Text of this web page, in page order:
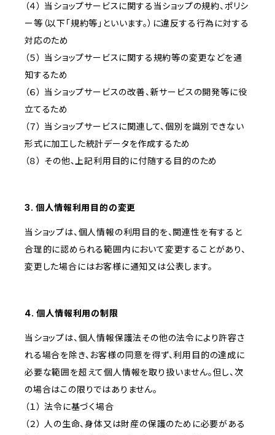
（４） 当ショップサービスに関する当ショップの規約、ポリシ
ー等（以下「規約等」といいます。）に違反する行為に対する
対応のため
（５） 当ショップサービスに関する規約等の変更などを通
知するため
（６） 当ショップサービスの改善、新サービスの開発等に役
立てるため
（７） 当ショップサービスに関連して、個別を識別できない
形式に加工した統計データを作成するため
（８） その他、上記利用目的に付随する目的のため
3. 個人情報利用目的の変更
当ショップは、個人情報の利用目的を、関連性を有すると
合理的に認められる範囲内において変更することがあり、
変更した場合にはお客様に通知又は公表します。
4. 個人情報利用の制限
当ショップは、個人情報保護法その他の法令により許容さ
れる場合を除き、お客様の同意を得ず、利用目的の達成に
必要な範囲を超えて個人情報を取り扱いません。但し、次
の場合はこの限りではありません。
（１） 法令に基づく場合
（２） 人の生命、身体又は財産の保護のために必要がある